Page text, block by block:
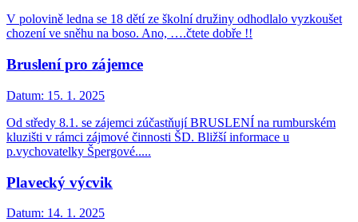
V polovině ledna se 18 dětí ze školní družiny odhodlalo vyzkoušet
chození ve sněhu na boso. Ano, ….čtete dobře !!
Bruslení pro zájemce
Datum: 15. 1. 2025
Od středy 8.1. se zájemci zúčastňují BRUSLENÍ na rumburském
kluzišti v rámci zájmové činnosti ŠD. Bližší informace u
p.vychovatelky Špergové.....
Plavecký výcvik
Datum: 14. 1. 2025